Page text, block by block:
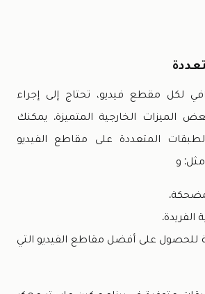
لكل مقطع فيديو، تحتاج إلى إجراء
الميزات الخارجية المتميزة. يمكنك
المتعددة على مقاطع الفيديو
و
الفريدة.
للحصول على أفضل مقاطع الفيديو التي